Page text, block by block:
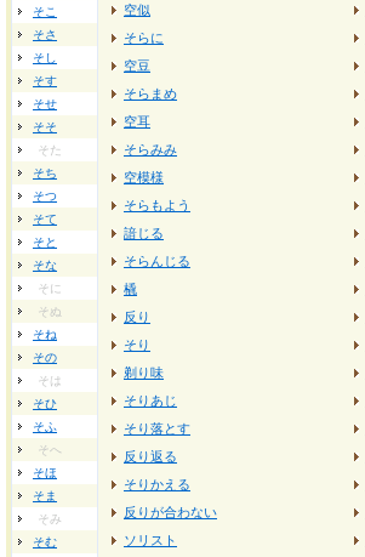
そこ
そさ
そし
そす
そせ
そそ
そた
そち
そつ
そて
そと
そな
そに
そぬ
そね
その
そは
そひ
そふ
そへ
そほ
そま
そみ
そむ
空似
そらに
空豆
そらまめ
空耳
そらみみ
空模様
そらもよう
諳じる
そらんじる
橇
反り
そり
剃り味
そりあじ
そり落とす
反り返る
そりかえる
反りが合わない
ソリスト